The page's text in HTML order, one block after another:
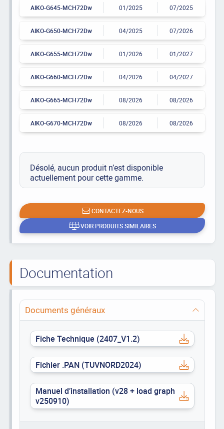
AIKO-G645-MCH72Dw 01/2025 07/2025
AIKO-G650-MCH72Dw 04/2025 07/2026
AIKO-G655-MCH72Dw 01/2026 01/2027
AIKO-G660-MCH72Dw 04/2026 04/2027
AIKO-G665-MCH72Dw 08/2026 08/2026
AIKO-G670-MCH72Dw 08/2026 08/2026
Désolé, aucun produit n’est disponible
actuellement pour cette gamme.
CONTACTEZ-NOUS
VOIR PRODUITS SIMILAIRES
Documentation
Documents généraux
Fiche Technique (2407_V1.2)
Fichier .PAN (TUVNORD2024)
Manuel d’installation (v28 + load graph
v250910)